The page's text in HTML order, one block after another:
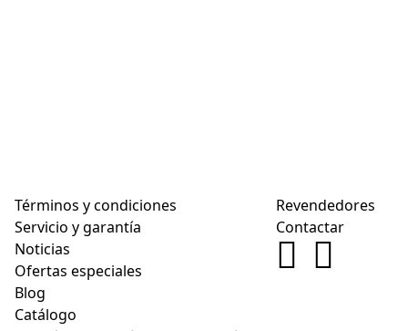
Términos y condiciones
Servicio y garantía
Noticias
Ofertas especiales
Blog
Catálogo
Revendedores
Contactar